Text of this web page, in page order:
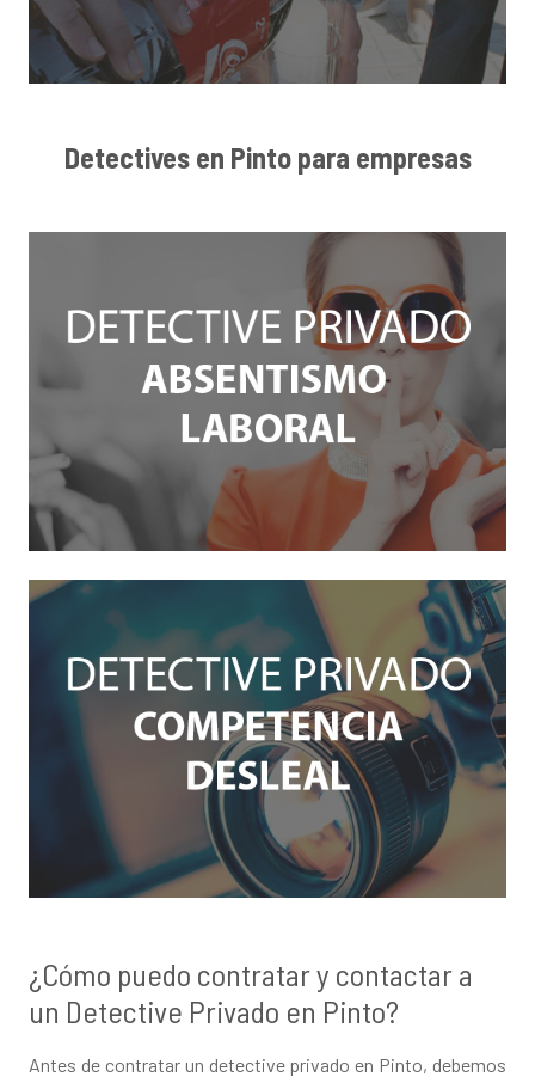
Detectives en Pinto para empresas
¿Cómo puedo contratar y contactar a
un Detective Privado en Pinto?
Antes de contratar un detective privado en Pinto, debemos